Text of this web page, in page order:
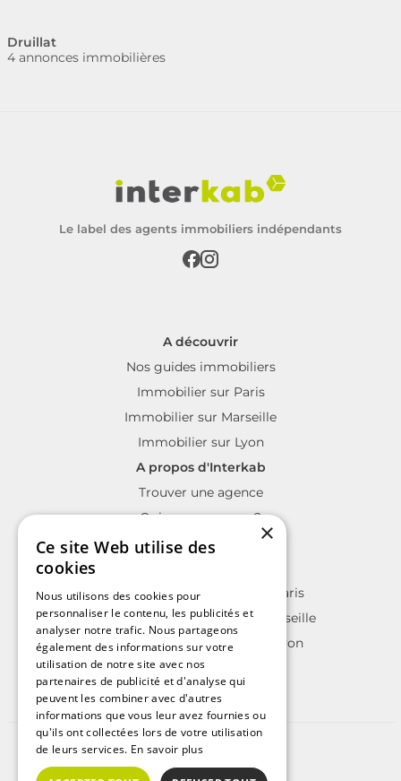
Druillat
4 annonces immobilières
Le label des agents immobiliers indépendants
A découvrir
Nos guides immobiliers
Immobilier sur Paris
Immobilier sur Marseille
Immobilier sur Lyon
A propos d'Interkab
Trouver une agence
Qui sommes nous?
La charte Interkab
Annonces immobilières sur Paris
Annonces immobilières sur Marseille
Annonces immobilières sur Lyon
©2025 | Tous droits réservés
Plan du site
×
Ce site Web utilise des
cookies
Nous utilisons des cookies pour
personnaliser le contenu, les publicités et
analyser notre trafic. Nous partageons
également des informations sur votre
utilisation de notre site avec nos
partenaires de publicité et d'analyse qui
peuvent les combiner avec d'autres
informations que vous leur avez fournies ou
qu'ils ont collectées lors de votre utilisation
de leurs services. En savoir plus